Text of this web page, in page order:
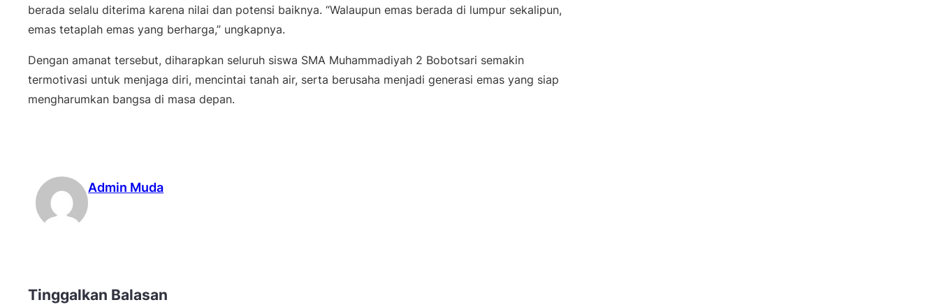
berada selalu diterima karena nilai dan potensi baiknya. “Walaupun emas berada di lumpur sekalipun,
emas tetaplah emas yang berharga,” ungkapnya.
Dengan amanat tersebut, diharapkan seluruh siswa SMA Muhammadiyah 2 Bobotsari semakin
termotivasi untuk menjaga diri, mencintai tanah air, serta berusaha menjadi generasi emas yang siap
mengharumkan bangsa di masa depan.
Admin Muda
Tinggalkan Balasan